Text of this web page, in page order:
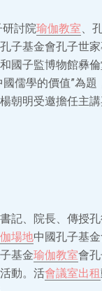
研討院瑜伽教室、
子基金會孔子世
國子監博物館彝
國儒學的價值”為
朝明受邀擔任主講
記、院長、傳授
場地中國孔子基
基金瑜伽教室會
動。活會議室出租